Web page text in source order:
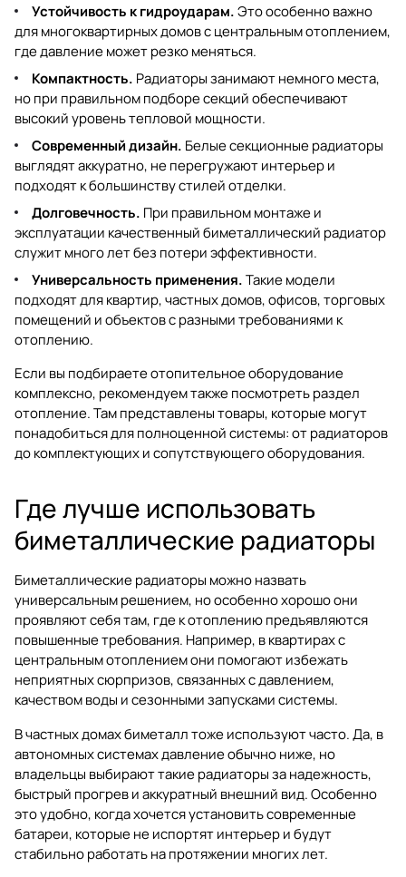
Устойчивость к гидроударам.Это особенно важно
для многоквартирных домов с центральным отоплением,
где давление может резко меняться.
Компактность. Радиаторы занимают немного места,
но при правильном подборе секций обеспечивают
высокий уровень тепловой мощности.
Современный дизайн. Белые секционные радиаторы
выглядят аккуратно, не перегружают интерьер и
подходят к большинству стилей отделки.
Долговечность. При правильном монтаже и
эксплуатации качественный биметаллический радиатор
служит много лет без потери эффективности.
Универсальность применения.Такие модели
подходят для квартир, частных домов, офисов, торговых
помещений и объектов с разными требованиями к
отоплению.
Если вы подбираете отопительное оборудование
комплексно, рекомендуем также посмотреть раздел
отопление. Там представлены товары, которые могут
понадобиться для полноценной системы: от радиаторов
до комплектующих и сопутствующего оборудования.
Где лучше использовать
биметаллические радиаторы
Биметаллические радиаторы можно назвать
универсальным решением, но особенно хорошо они
проявляют себя там, где к отоплению предъявляются
повышенные требования. Например, в квартирах с
центральным отоплением они помогают избежать
неприятных сюрпризов, связанных с давлением,
качеством воды и сезонными запусками системы.
В частных домах биметалл тоже используют часто. Да, в
автономных системах давление обычно ниже, но
владельцы выбирают такие радиаторы за надежность,
быстрый прогрев и аккуратный внешний вид. Особенно
это удобно, когда хочется установить современные
батареи, которые не испортят интерьер и будут
стабильно работать на протяжении многих лет.